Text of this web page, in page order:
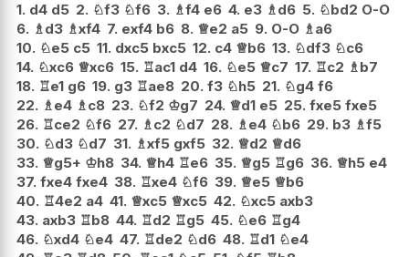
1. d4 d5 2. ♘f3 ♘f6 3. ♗f4 e6 4. e3 ♗d6 5. ♘bd2 O-O
6. ♗d3 ♗xf4 7. exf4 b6 8. ♕e2 a5 9. O-O ♗a6
10. ♘e5 c5 11. dxc5 bxc5 12. c4 ♕b6 13. ♘df3 ♘c6
14. ♘xc6 ♕xc6 15. ♖ac1 d4 16. ♘e5 ♕c7 17. ♖c2 ♗b7
18. ♖e1 g6 19. g3 ♖ae8 20. f3 ♘h5 21. ♘g4 f6
22. ♗e4 ♗c8 23. ♘f2 ♔g7 24. ♕d1 e5 25. fxe5 fxe5
26. ♖ce2 ♘f6 27. ♗c2 ♘d7 28. ♗e4 ♘b6 29. b3 ♗f5
30. ♘d3 ♘d7 31. ♗xf5 gxf5 32. ♕d2 ♕d6
33. ♕g5+ ♔h8 34. ♕h4 ♖e6 35. ♕g5 ♖g6 36. ♕h5 e4
37. fxe4 fxe4 38. ♖xe4 ♘f6 39. ♕e5 ♕b6
40. ♖4e2 a4 41. ♕xc5 ♕xc5 42. ♘xc5 axb3
43. axb3 ♖b8 44. ♖d2 ♖g5 45. ♘e6 ♖g4
46. ♘xd4 ♘e4 47. ♖de2 ♘d6 48. ♖d1 ♘e4